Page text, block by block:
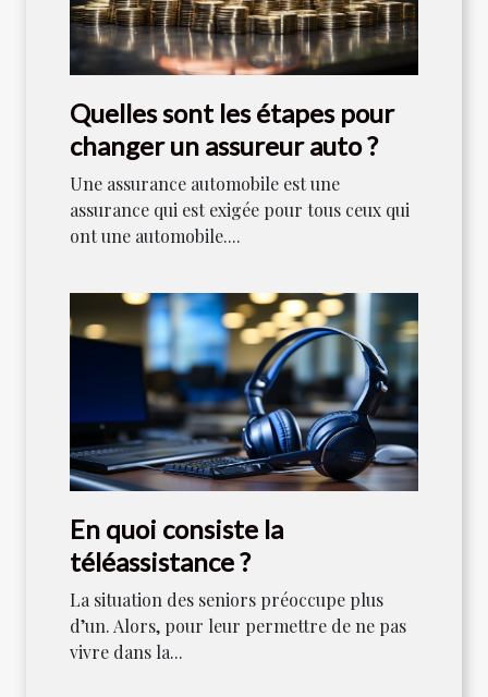
Quelles sont les étapes pour
changer un assureur auto ?
Une assurance automobile est une
assurance qui est exigée pour tous ceux qui
ont une automobile....
En quoi consiste la
téléassistance ?
La situation des seniors préoccupe plus
d’un. Alors, pour leur permettre de ne pas
vivre dans la...